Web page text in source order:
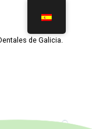
de Galicia.